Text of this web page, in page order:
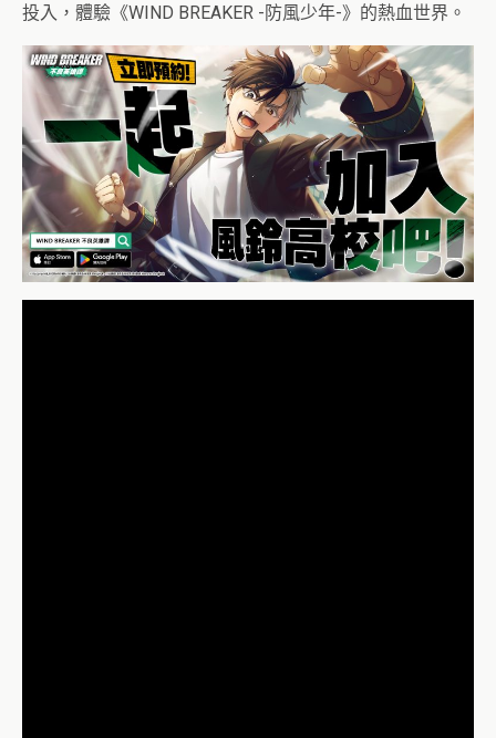
投入，體驗《WIND BREAKER -防風少年-》的熱血世界。